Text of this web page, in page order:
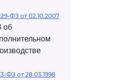
ФЗ от 02.10.2007
об
ФЗ от 28.03.1998